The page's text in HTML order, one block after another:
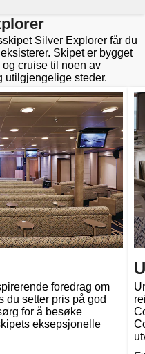
Silver Explorer får du
Skipet er bygget
cruise til noen av
utilgjengelige steder.
foredrag om
du setter pris på god
for å besøke
eksepsjonelle